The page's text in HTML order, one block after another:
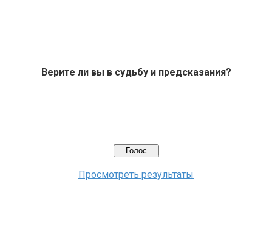
Верите ли вы в судьбу и предсказания?
Просмотреть результаты